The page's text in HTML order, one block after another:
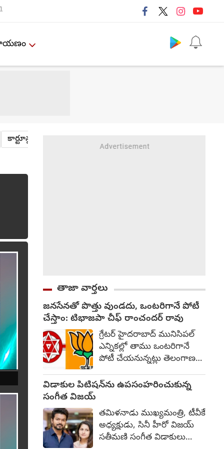
కార్టూన్లు
తాజా వార్తలు
జనసేనతో పొత్తు వుండదు, ఒంటరిగానే పోటీ
చేస్తాం: టిభాజపా చీఫ్ రాంచందర్ రావు
గ్రేటర్ హైదరాబాద్ మునిసిపల్
ఎన్నికల్లో తాము ఒంటరిగానే
పోటీ చేయనున్నట్లు తెలంగాణ
రావు వ్యాఖ్యానించారు. ఆయన
జాతీయ స్థాయిలో పొత్తు
వున్నదనీ, తెలంగాణ రాష్ట్రం
విషయానికి వస్తే ఏ పార్టీతోనే
పొత్తు వుండదు. జనసేన
విడాకుల పిటిషన్‌ను ఉపసంహరించుకున్న
సంగీత విజయ్
తమిళనాడు ముఖ్యమంత్రి, టీవీకే
అధ్యక్షుడు, సినీ హీరో విజయ్
సతీమణి సంగీత విడాకులు